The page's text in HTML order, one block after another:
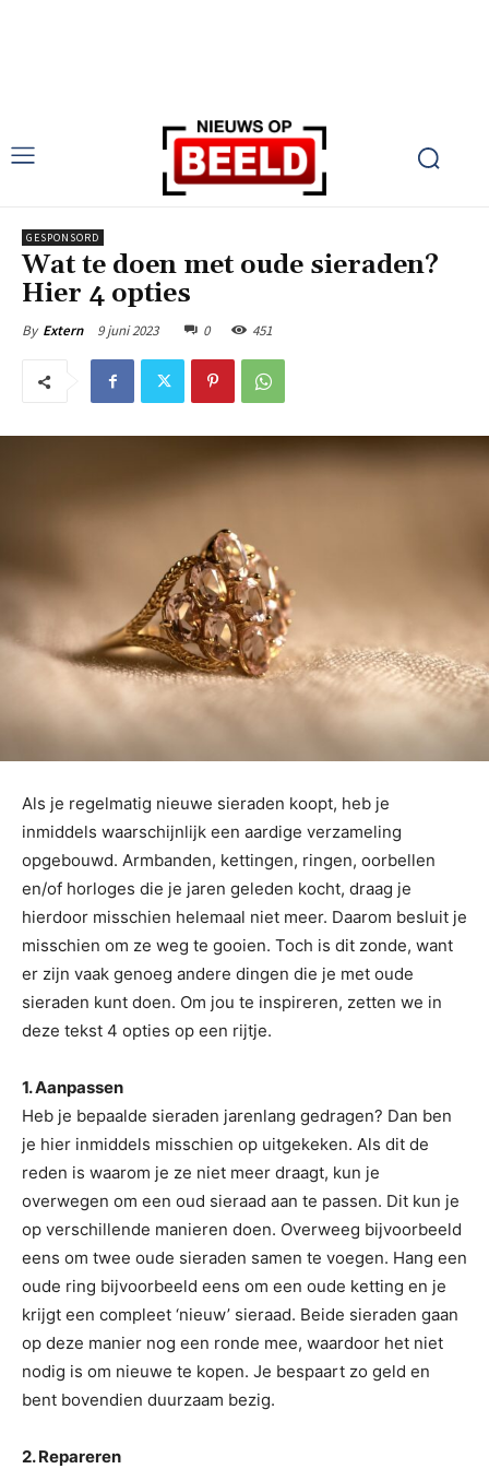
GESPONSORD
Wat te doen met oude sieraden?
Hier 4 opties
By Extern 9 juni 2023 0 451
Als je regelmatig nieuwe sieraden koopt, heb je
inmiddels waarschijnlijk een aardige verzameling
opgebouwd. Armbanden, kettingen, ringen, oorbellen
en/of horloges die je jaren geleden kocht, draag je
hierdoor misschien helemaal niet meer. Daarom besluit je
misschien om ze weg te gooien. Toch is dit zonde, want
er zijn vaak genoeg andere dingen die je met oude
sieraden kunt doen. Om jou te inspireren, zetten we in
deze tekst 4 opties op een rijtje.
1. Aanpassen
Heb je bepaalde sieraden jarenlang gedragen? Dan ben
je hier inmiddels misschien op uitgekeken. Als dit de
reden is waarom je ze niet meer draagt, kun je
overwegen om een oud sieraad aan te passen. Dit kun je
op verschillende manieren doen. Overweeg bijvoorbeeld
eens om twee oude sieraden samen te voegen. Hang een
oude ring bijvoorbeeld eens om een oude ketting en je
krijgt een compleet ‘nieuw’ sieraad. Beide sieraden gaan
op deze manier nog een ronde mee, waardoor het niet
nodig is om nieuwe te kopen. Je bespaart zo geld en
bent bovendien duurzaam bezig.
2. Repareren